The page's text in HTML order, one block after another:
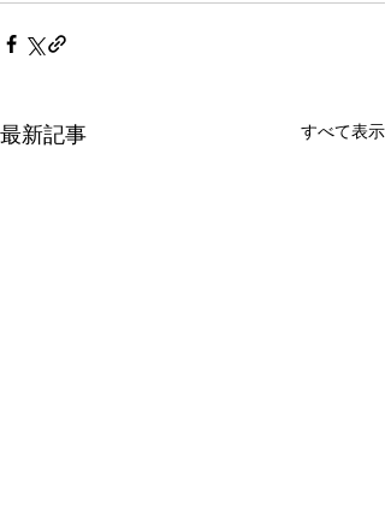
最新記事 すべて表示